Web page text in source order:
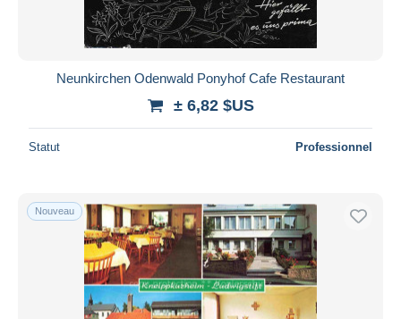
Neunkirchen Odenwald Ponyhof Cafe Restaurant
± 6,82 $US
Statut Professionnel
Nouveau